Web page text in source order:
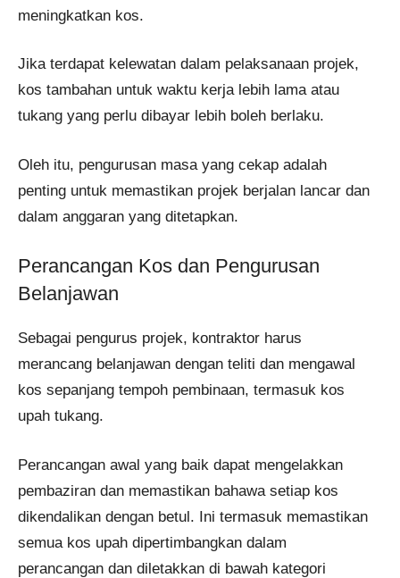
meningkatkan kos.
Jika terdapat kelewatan dalam pelaksanaan projek,
kos tambahan untuk waktu kerja lebih lama atau
tukang yang perlu dibayar lebih boleh berlaku.
Oleh itu, pengurusan masa yang cekap adalah
penting untuk memastikan projek berjalan lancar dan
dalam anggaran yang ditetapkan​.
Perancangan Kos dan Pengurusan
Belanjawan
Sebagai pengurus projek, kontraktor harus
merancang belanjawan dengan teliti dan mengawal
kos sepanjang tempoh pembinaan, termasuk kos
upah tukang.
Perancangan awal yang baik dapat mengelakkan
pembaziran dan memastikan bahawa setiap kos
dikendalikan dengan betul. Ini termasuk memastikan
semua kos upah dipertimbangkan dalam
perancangan dan diletakkan di bawah kategori